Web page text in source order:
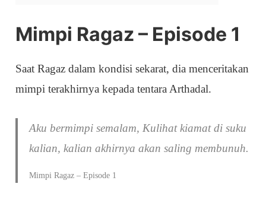
Mimpi Ragaz – Episode 1
Saat Ragaz dalam kondisi sekarat, dia menceritakan
mimpi terakhirnya kepada tentara Arthadal.
Aku bermimpi semalam, Kulihat kiamat di suku
kalian, kalian akhirnya akan saling membunuh.
Mimpi Ragaz – Episode 1